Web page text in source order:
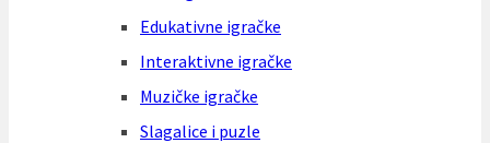
Edukativne igračke
Interaktivne igračke
Muzičke igračke
Slagalice i puzle